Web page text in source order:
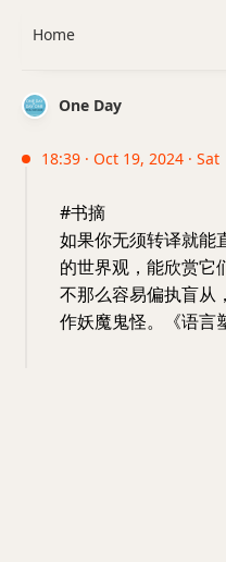
One Day
18:39 · Oct 19, 2024 · Sat
#书摘
如果你无须转译就能
的世界观，能欣赏它
不那么容易偏执盲从
作妖魔鬼怪。《语言
Home